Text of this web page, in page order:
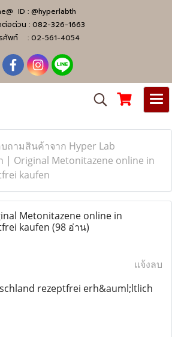
ID : @hyperlabth
อด่วน : 082-326-1663
ศัพท์ : 02-561-4054
ถามสินค้าจาก Hyper Lab
| Original Metonitazene online in
kaufen
Metonitazene online in
kaufen (98 อ่าน)
แจ้งลบ
rezeptfrei erh&auml;ltlich